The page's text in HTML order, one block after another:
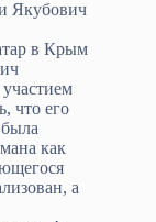
Якубович
в Крым
что его
как
а